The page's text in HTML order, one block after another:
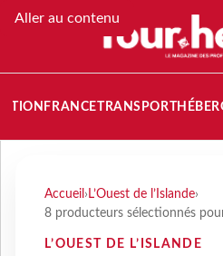
Aller au contenu
FRANCETRANSPORT
Accueil › L’Ouest de l’Islande›
8 producteurs sélectionnés
L’OUEST DE L’ISLANDE